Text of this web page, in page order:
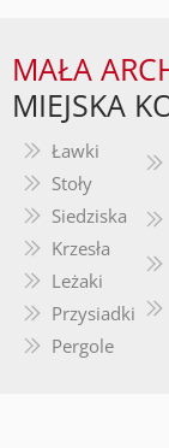
MAŁA
MIEJSKA
Ławki
Stoły
Siedziska
Krzesła
Leżaki
Przysiadki
Pergole